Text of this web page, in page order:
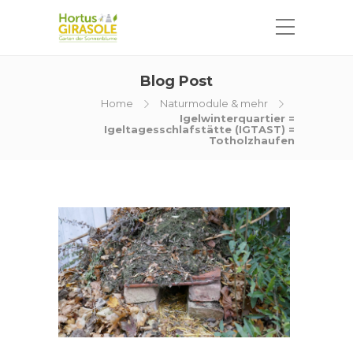
Blog Post
Home
Naturmodule & mehr
Igelwinterquartier =
Igeltagesschlafstätte (IGTAST) =
Totholzhaufen